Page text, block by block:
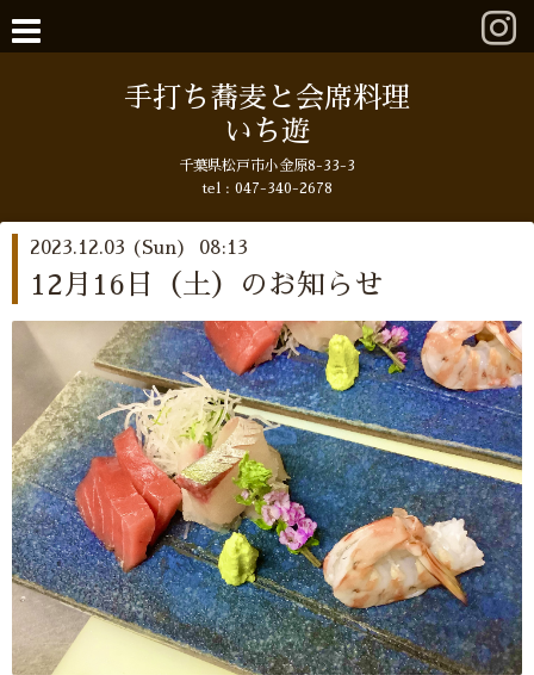
手打ち蕎麦と会席料理
いち遊
千葉県松戸市小金原8-33-3
tel : 047-340-2678
2023.12.03 (Sun) 08:13
12月16日（土）のお知らせ